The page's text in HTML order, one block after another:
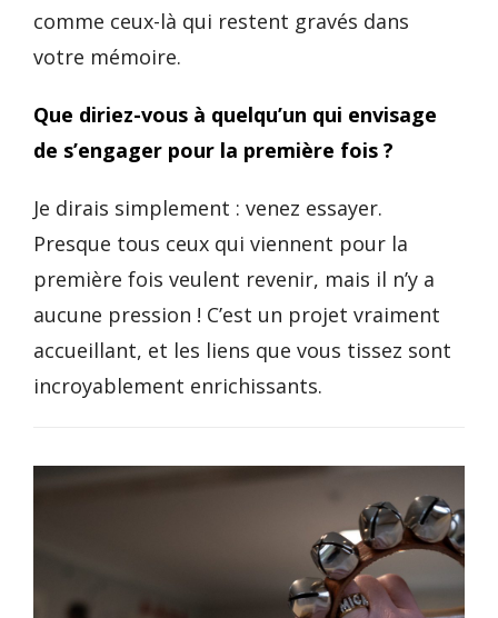
comme ceux-là qui restent gravés dans
votre mémoire.
Que diriez-vous à quelqu’un qui envisage
de s’engager pour la première fois ?
Je dirais simplement : venez essayer.
Presque tous ceux qui viennent pour la
première fois veulent revenir, mais il n’y a
aucune pression ! C’est un projet vraiment
accueillant, et les liens que vous tissez sont
incroyablement enrichissants.